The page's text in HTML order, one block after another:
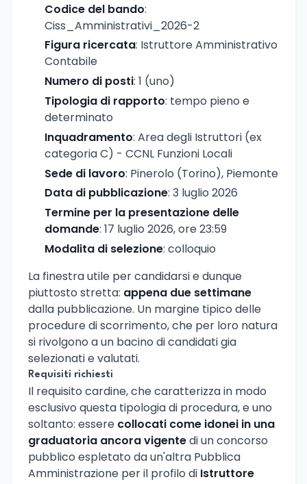
Codice del bando:
Ciss_Amministrativi_2026-2
Figura ricercata: Istruttore Amministrativo
Contabile
Numero di posti: 1 (uno)
Tipologia di rapporto: tempo pieno e
determinato
Inquadramento: Area degli Istruttori (ex
categoria C) - CCNL Funzioni Locali
Sede di lavoro: Pinerolo (Torino), Piemonte
Data di pubblicazione: 3 luglio 2026
Termine per la presentazione delle
domande: 17 luglio 2026, ore 23:59
Modalita di selezione: colloquio
La finestra utile per candidarsi e dunque
piuttosto stretta: appena due settimane
dalla pubblicazione. Un margine tipico delle
procedure di scorrimento, che per loro natura
si rivolgono a un bacino di candidati gia
selezionati e valutati.
Requisiti richiesti
Il requisito cardine, che caratterizza in modo
esclusivo questa tipologia di procedura, e uno
soltanto: essere collocati come idonei in una
graduatoria ancora vigentedi un concorso
pubblico espletato da un'altra Pubblica
Amministrazione per il profilo di Istruttore